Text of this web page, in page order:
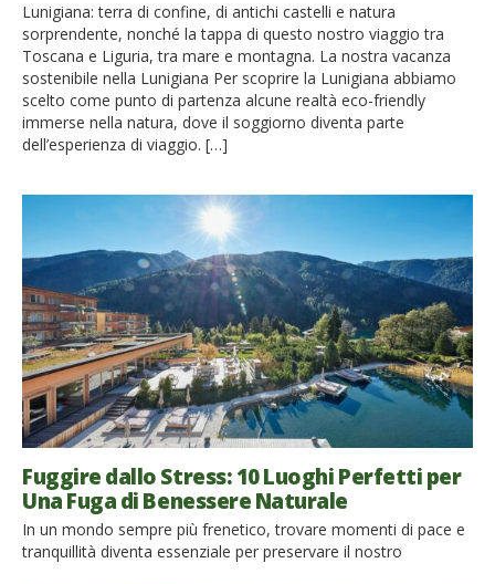
Lunigiana: terra di confine, di antichi castelli e natura
sorprendente, nonché la tappa di questo nostro viaggio tra
Toscana e Liguria, tra mare e montagna. La nostra vacanza
sostenibile nella Lunigiana Per scoprire la Lunigiana abbiamo
scelto come punto di partenza alcune realtà eco-friendly
immerse nella natura, dove il soggiorno diventa parte
dell’esperienza di viaggio. […]
Fuggire dallo Stress: 10 Luoghi Perfetti per
Una Fuga di Benessere Naturale
In un mondo sempre più frenetico, trovare momenti di pace e
tranquillità diventa essenziale per preservare il nostro